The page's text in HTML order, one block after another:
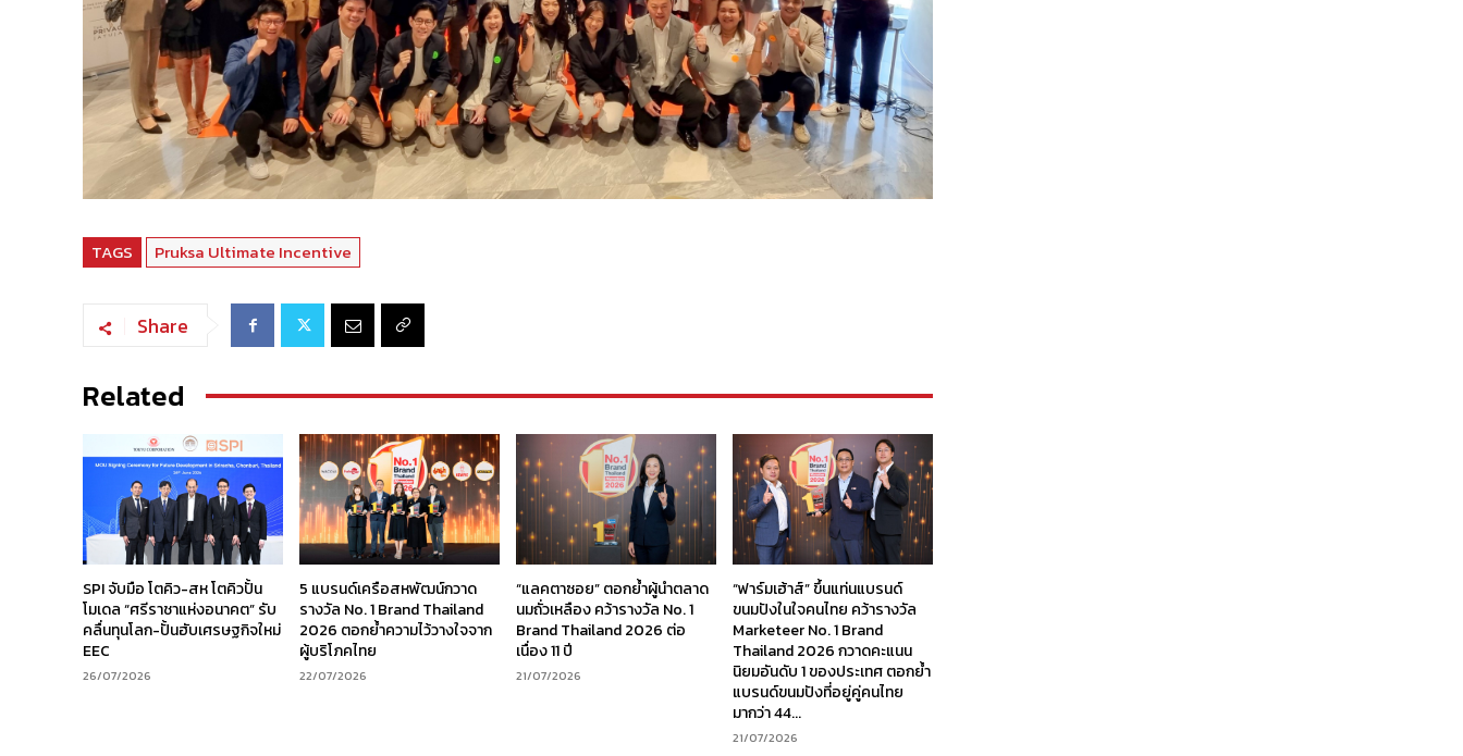
TAGS Pruksa Ultimate Incentive
Share
Related
SPI จับมือ โตคิว-สห โตคิวปั้น
โมเดล “ศรีราชาแห่งอนาคต” รับ
คลื่นทุนโลก-ปั้นฮับเศรษฐกิจใหม่
EEC
26/07/2026
5 แบรนด์เครือสหพัฒน์กวาด
รางวัล No. 1 Brand Thailand
2026 ตอกย้ำความไว้วางใจจาก
ผู้บริโภคไทย
22/07/2026
“แลคตาซอย” ตอกย้ำผู้นำตลาด
นมถั่วเหลือง คว้ารางวัล No. 1
Brand Thailand 2026 ต่อ
เนื่อง 11 ปี
21/07/2026
“ฟาร์มเฮ้าส์” ขึ้นแท่นแบรนด์
ขนมปังในใจคนไทย คว้ารางวัล
Marketeer No. 1 Brand
Thailand 2026 กวาดคะแนน
นิยมอันดับ 1 ของประเทศ ตอกย้ำ
แบรนด์ขนมปังที่อยู่คู่คนไทย
มากว่า 44...
21/07/2026